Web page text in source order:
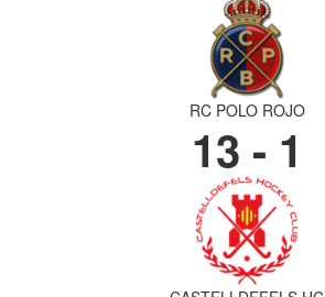
RC POLO ROJO
13 - 1